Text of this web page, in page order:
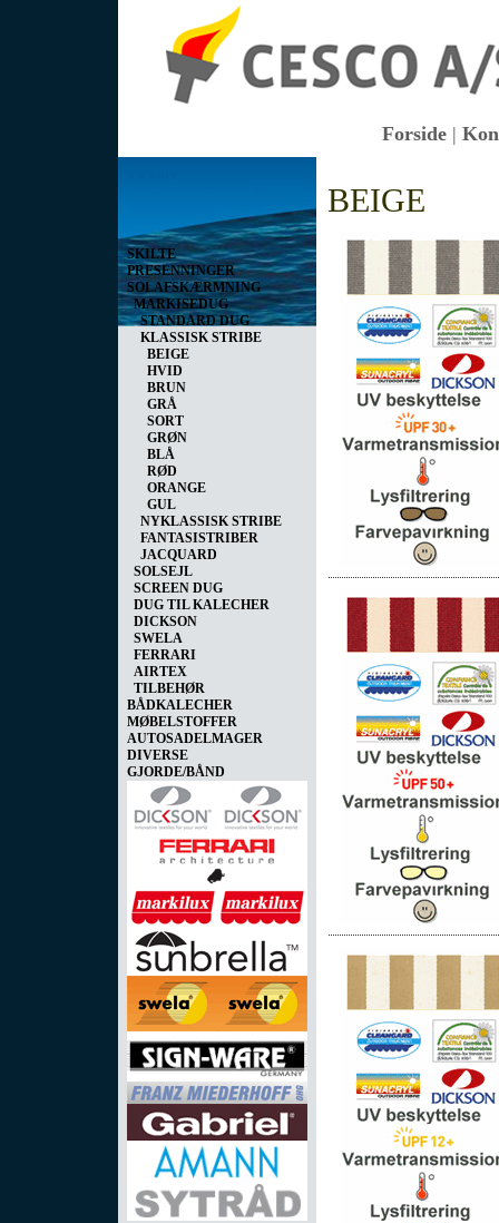
Forside |
SKILTE
PRESENNINGER
SOLAFSKÆRMNING
MARKISEDUG
STANDARD DUG
KLASSISK STRIBE
BEIGE
HVID
BRUN
GRÅ
SORT
GRØN
BLÅ
RØD
ORANGE
GUL
NYKLASSISK STRIBE
FANTASISTRIBER
JACQUARD
SOLSEJL
SCREEN DUG
DUG TIL KALECHER
DICKSON
SWELA
FERRARI
AIRTEX
TILBEHØR
BÅDKALECHER
MØBELSTOFFER
AUTOSADELMAGER
DIVERSE
GJORDE/BÅND
BEIGE